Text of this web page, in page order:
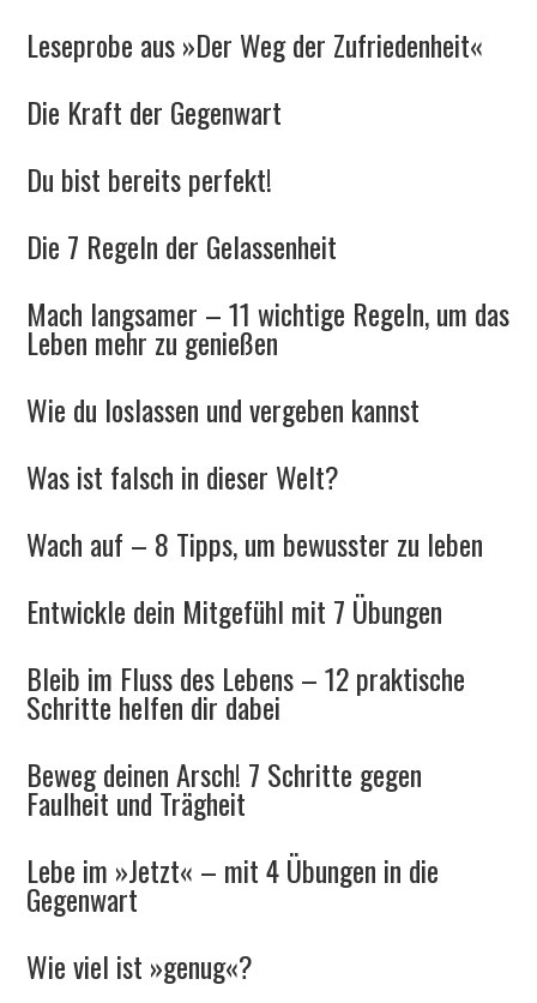
Leseprobe aus »Der Weg der Zufriedenheit«
Die Kraft der Gegenwart
Du bist bereits perfekt!
Die 7 Regeln der Gelassenheit
Mach langsamer – 11 wichtige Regeln, um das
Leben mehr zu genießen
Wie du loslassen und vergeben kannst
Was ist falsch in dieser Welt?
Wach auf – 8 Tipps, um bewusster zu leben
Entwickle dein Mitgefühl mit 7 Übungen
Bleib im Fluss des Lebens – 12 praktische
Schritte helfen dir dabei
Beweg deinen Arsch! 7 Schritte gegen
Faulheit und Trägheit
Lebe im »Jetzt« – mit 4 Übungen in die
Gegenwart
Wie viel ist »genug«?